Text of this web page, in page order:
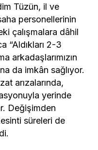
Tüzün, il ve
personellerinin
çalışmalara dâhil
“Aldıkları 2-3
arkadaşlarımızın
da imkân sağlıyor.
arızalarında,
yerinde
Değişimden
süreleri de